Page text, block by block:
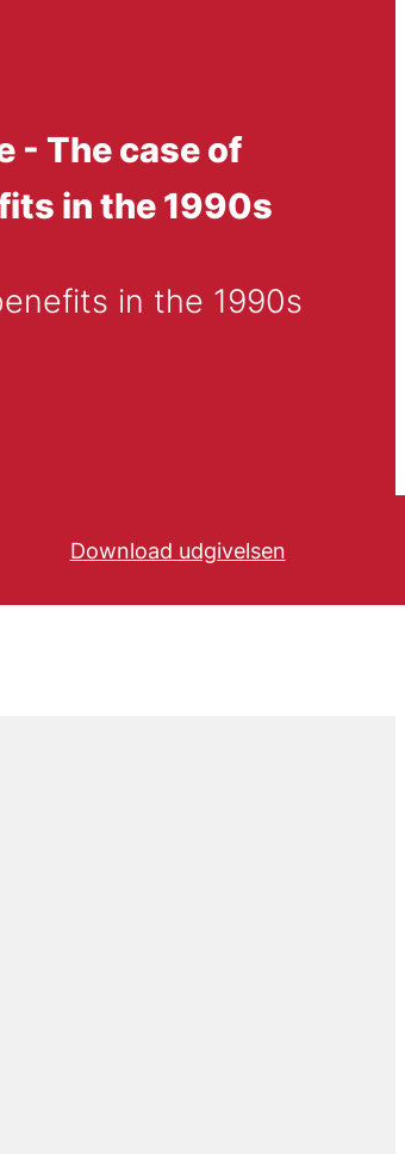
- The case of
in the 1990s
in the 1990s
Download udgivelsen